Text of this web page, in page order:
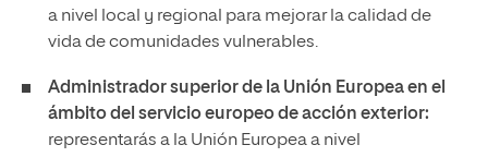
a nivel local y regional para mejorar la calidad de
vida de comunidades vulnerables.
Administrador superior de la Unión Europea en el
ámbito del servicio europeo de acción exterior:
representarás a la Unión Europea a nivel